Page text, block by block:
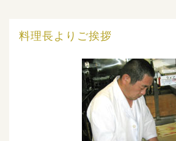
料理長よりご挨拶